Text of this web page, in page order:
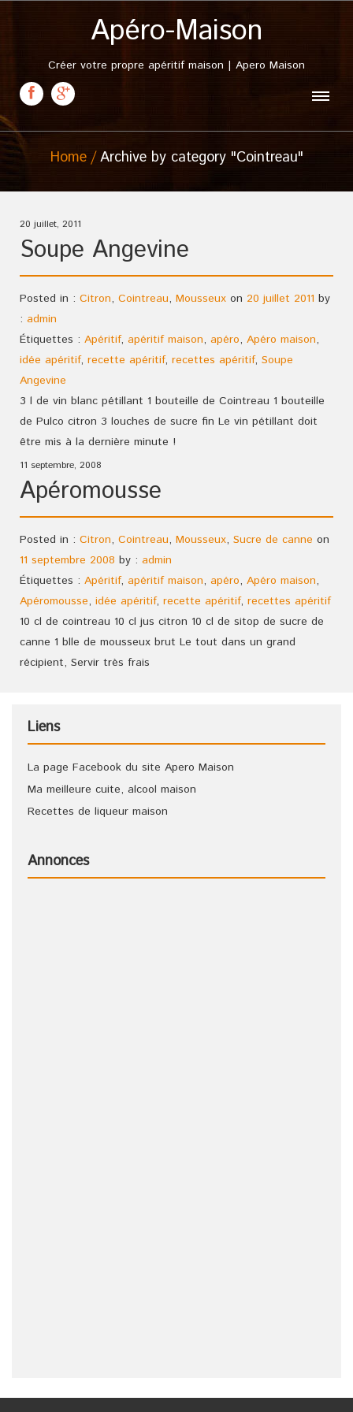
Apéro-Maison
Créer votre propre apéritif maison | Apero Maison
Home Archive by category "Cointreau"
20 juillet, 2011
Soupe Angevine
Posted in : Citron, Cointreau, Mousseux on 20 juillet 2011 by
: admin
Étiquettes : Apéritif, apéritif maison, apéro, Apéro maison,
idée apéritif, recette apéritif, recettes apéritif, Soupe
Angevine
3 l de vin blanc pétillant 1 bouteille de Cointreau 1 bouteille
de Pulco citron 3 louches de sucre fin Le vin pétillant doit
être mis à la dernière minute !
11 septembre, 2008
Apéromousse
Posted in : Citron, Cointreau, Mousseux, Sucre de canne on
11 septembre 2008 by : admin
Étiquettes : Apéritif, apéritif maison, apéro, Apéro maison,
Apéromousse, idée apéritif, recette apéritif, recettes apéritif
10 cl de cointreau 10 cl jus citron 10 cl de sitop de sucre de
canne 1 blle de mousseux brut Le tout dans un grand
récipient, Servir très frais
Liens
La page Facebook du site Apero Maison
Ma meilleure cuite, alcool maison
Recettes de liqueur maison
Annonces